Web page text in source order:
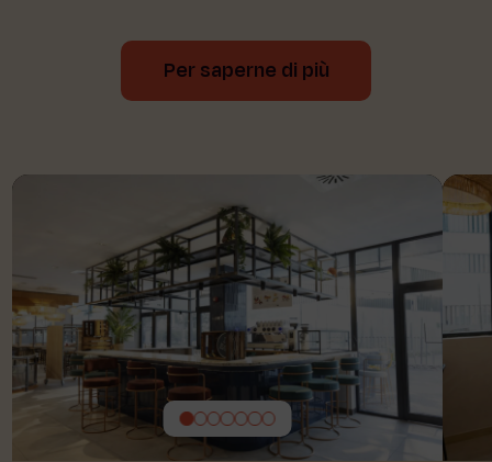
Per saperne di più